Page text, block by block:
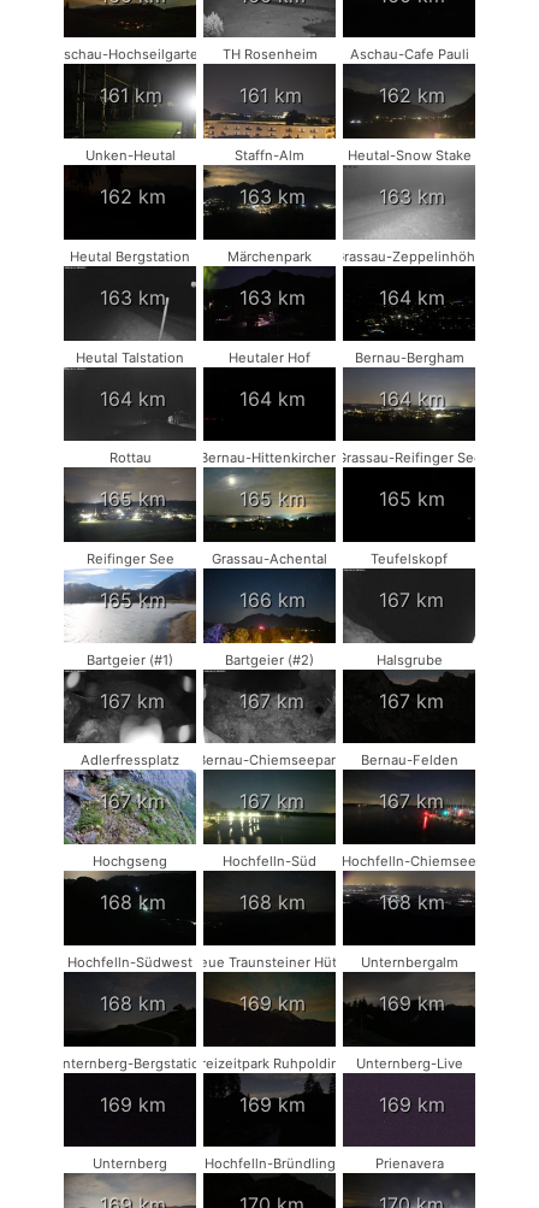
Aschau-Hochseilgarten
161 km
TH Rosenheim
161 km
Aschau-Cafe Pauli
162 km
Unken-Heutal
162 km
Staffn-Alm
163 km
Heutal-Snow Stake
163 km
Heutal Bergstation
163 km
Märchenpark
163 km
Grassau-Zeppelinhöhe
164 km
Heutal Talstation
164 km
Heutaler Hof
164 km
Bernau-Bergham
164 km
Rottau
165 km
Bernau-Hittenkirchen
165 km
Grassau-Reifinger See
165 km
Reifinger See
165 km
Grassau-Achental
166 km
Teufelskopf
167 km
Bartgeier (#1)
167 km
Bartgeier (#2)
167 km
Halsgrube
167 km
Adlerfressplatz
167 km
Bernau-Chiemseepark
167 km
Bernau-Felden
167 km
Hochgseng
168 km
Hochfelln-Süd
168 km
Hochfelln-Chiemsee
168 km
Hochfelln-Südwest
168 km
Neue Traunsteiner Hütte
169 km
Unternbergalm
169 km
Unternberg-Bergstation
169 km
Freizeitpark Ruhpolding
169 km
Unternberg-Live
169 km
Unternberg Hochfelln-Bründling Prienavera